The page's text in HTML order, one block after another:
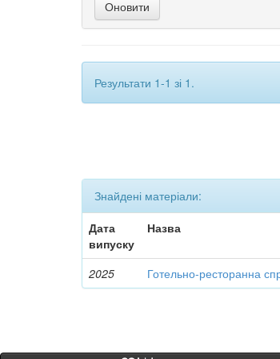
Результати 1-1 зі 1.
Знайдені матеріали:
Дата
випуску
Назва
2025 Готельно-ресторанна